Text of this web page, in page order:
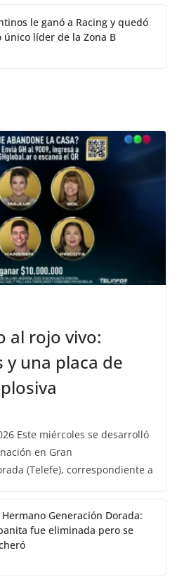
le ganó a Racing y quedó
único líder de la Zona B
al rojo vivo:
una placa de
Este miércoles se desarrolló
en Gran
(Telefe), correspondiente a
Generación Dorada:
fue eliminada pero se